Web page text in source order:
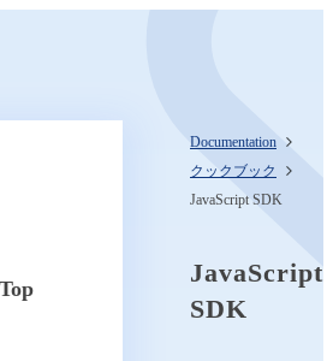
Documentation
クックブック
JavaScript SDK
JavaScript
SDK